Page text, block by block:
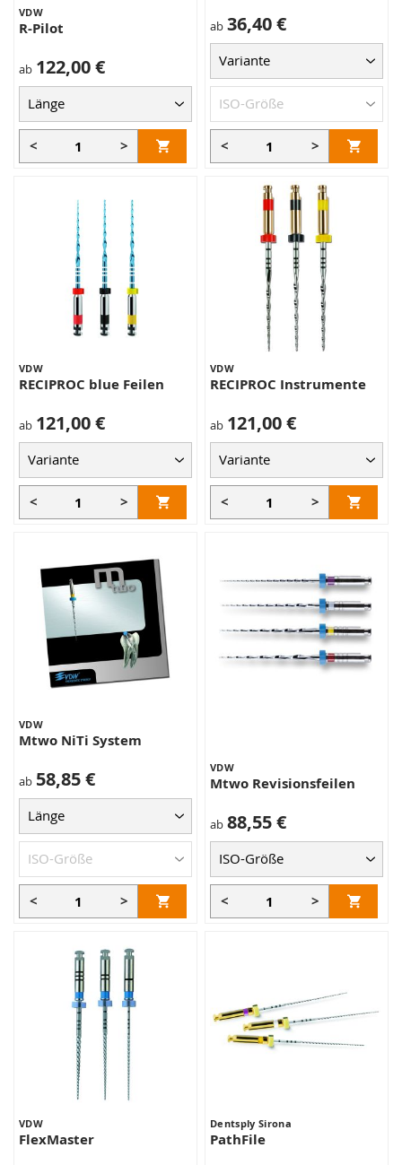
VDW
R-Pilot
ab 122,00 €
< >
ab 36,40 €
< >
VDW
RECIPROC blue Feilen
ab 121,00 €
< >
VDW
RECIPROC Instrumente
ab 121,00 €
< >
VDW
Mtwo NiTi System
ab 58,85 €
< >
VDW
Mtwo Revisionsfeilen
ab 88,55 €
< >
VDW
FlexMaster
Dentsply Sirona
PathFile